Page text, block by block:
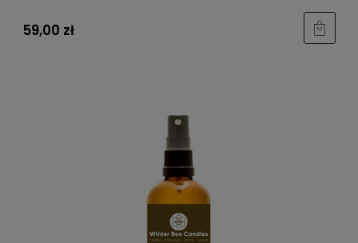
59,00 zł